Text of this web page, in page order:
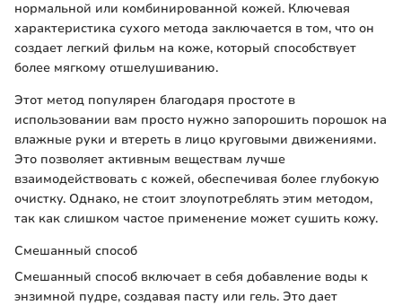
нормальной или комбинированной кожей. Ключевая
характеристика сухого метода заключается в том, что он
создает легкий фильм на коже, который способствует
более мягкому отшелушиванию.
Этот метод популярен благодаря простоте в
использовании вам просто нужно запорошить порошок на
влажные руки и втереть в лицо круговыми движениями.
Это позволяет активным веществам лучше
взаимодействовать с кожей, обеспечивая более глубокую
очистку. Однако, не стоит злоупотреблять этим методом,
так как слишком частое применение может сушить кожу.
Смешанный способ
Смешанный способ включает в себя добавление воды к
энзимной пудре, создавая пасту или гель. Это дает